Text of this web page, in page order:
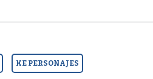
KE PERSONAJES